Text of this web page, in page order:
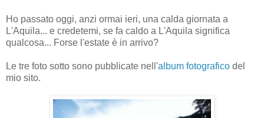
Ho passato oggi, anzi ormai ieri, una calda giornata a
L'Aquila... e credetemi, se fa caldo a L'Aquila significa
qualcosa... Forse l'estate è in arrivo?
Le tre foto sotto sono pubblicate nell'album fotografico del
mio sito.